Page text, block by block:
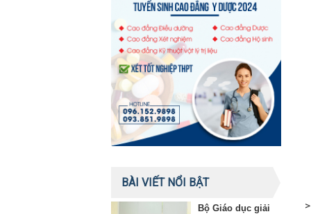
BÀI VIẾT NỔI BẬT
Bộ Giáo dục giải